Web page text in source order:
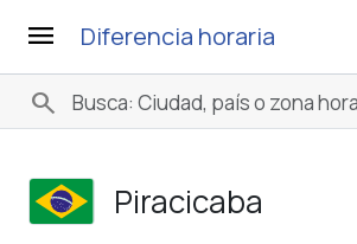
menu Diferencia horaria
search
Piracicaba